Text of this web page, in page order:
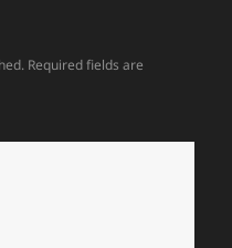
Required fields are